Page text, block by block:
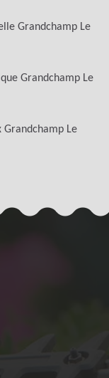
Grandchamp Le
Grandchamp Le
Grandchamp Le